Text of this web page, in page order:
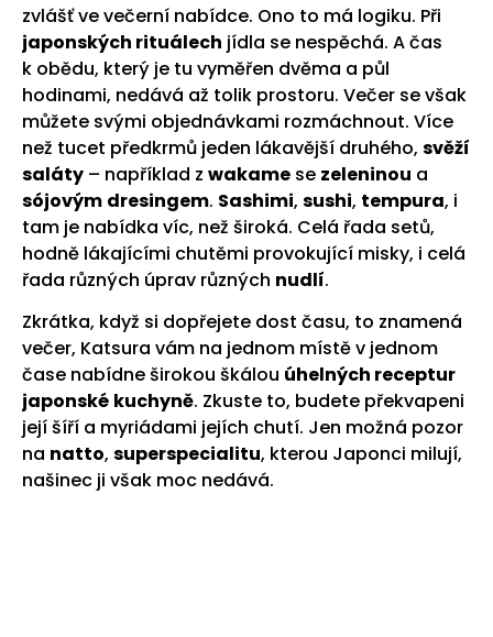
zvlášť ve večerní nabídce. Ono to má logiku. Při
japonských rituálech jídla se nespěchá. A čas
k obědu, který je tu vyměřen dvěma a půl
hodinami, nedává až tolik prostoru. Večer se však
můžete svými objednávkami rozmáchnout. Více
než tucet předkrmů jeden lákavější druhého, svěží
saláty – například z wakame se zeleninou a
sójovým dresingem. Sashimi, sushi, tempura, i
tam je nabídka víc, než široká. Celá řada setů,
hodně lákajícími chutěmi provokující misky, i celá
řada různých úprav různých nudlí.
Zkrátka, když si dopřejete dost času, to znamená
večer, Katsura vám na jednom místě v jednom
čase nabídne širokou škálou úhelných receptur
japonské kuchyně. Zkuste to, budete překvapeni
její šíří a myriádami jejích chutí. Jen možná pozor
na natto, superspecialitu, kterou Japonci milují,
našinec ji však moc nedává.